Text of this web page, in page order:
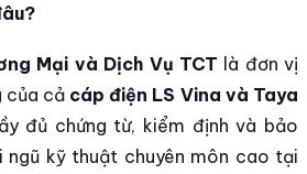
Mại và Dịch Vụ TCT là đơn vị
của cả cáp điện LS Vina và Taya
đủ chứng từ, kiểm định và bảo
ngũ kỹ thuật chuyên môn cao tại